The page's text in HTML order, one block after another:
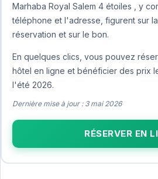
Marhaba Royal Salem 4 étoiles , y
téléphone et l'adresse, figurent sur
réservation et sur le bon.
En quelques clics, vous pouvez
hôtel en ligne et bénéficier des prix
l'été 2026.
Dernière mise à jour : 3 mai 2026
RÉSERVER EN